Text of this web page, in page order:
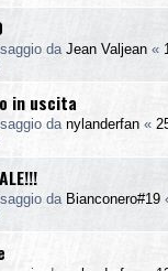
da Jean Valjean «
in uscita
da nylanderfan «
da Bianconero#19